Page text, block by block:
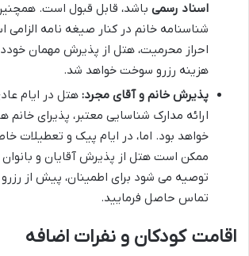
اسناد رسمی باشد، قابل قبول است.
شناسنامه خانم در کنار صیغه نامه
احراز محرمیت، هتل از پذیرش مهمان
هزینه رزرو سوخت خواهد شد.
پذیرش خانم و آقای مجرد: هتل در ایام
ارائه مدارک شناسایی معتبر، پذیرای خانم
خواهد بود. اما، در ایام پیک و تعطیلات
ممکن است هتل از پذیرش آقایان و بانوان
توصیه می شود برای اطمینان، پیش از رزرو
تماس حاصل فرمایید.
اقامت کودکان و نفرات اضافه